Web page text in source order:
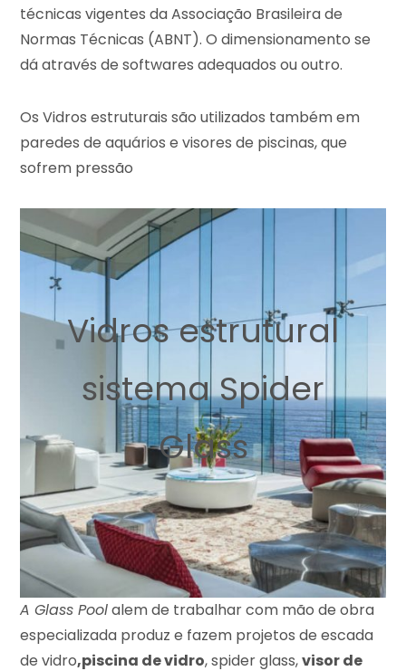
técnicas vigentes da Associação Brasileira de
Normas Técnicas (ABNT). O dimensionamento se
dá através de softwares adequados ou outro.
Os Vidros estruturais são utilizados também em
paredes de aquários e visores de piscinas, que
sofrem pressão
Vidros estrutural
sistema Spider
Glass
A Glass Poolalem de trabalhar com mão de obra
especializada produz e fazem projetos de escada
de vidro,piscina de vidro, spider glass,visor de